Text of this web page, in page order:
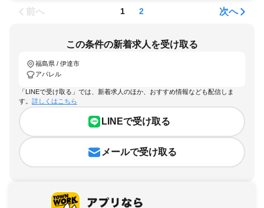
前へ 1 2 次へ
この条件の新着求人を受け取る
福島県 / 伊達市
アパレル
「LINEで受け取る」では、新着求人のほか、おすすめ情報なども配信しま
す。 詳しくはこちら
LINEで受け取る
メールで受け取る